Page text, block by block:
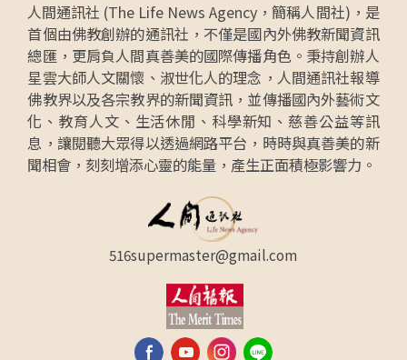
人間通訊社 (The Life News Agency，簡稱人間社)，是
首個由佛教創辦的通訊社，不僅是國內外佛教新聞資訊
總匯，更肩負人間真善美的國際傳播角色。秉持創辦人
星雲大師人文關懷、淑世化人的理念，人間通訊社報導
佛教界以及各宗教界的新聞資訊，並傳播國內外藝術文
化、教育人文、生活休閒、科學新知、慈善公益等訊
息，讓閱聽大眾得以透過網路平台，時時與真善美的新
聞相會，刻刻增添心靈的能量，產生正面積極影響力。
516supermaster@gmail.com